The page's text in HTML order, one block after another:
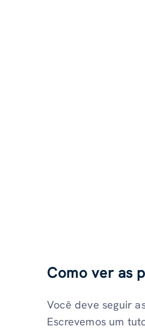
Como ver as
Você deve seguir
Escrevemos um